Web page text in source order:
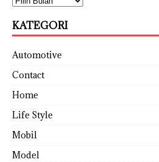
KATEGORI
Automotive
Contact
Home
Life Style
Mobil
Model